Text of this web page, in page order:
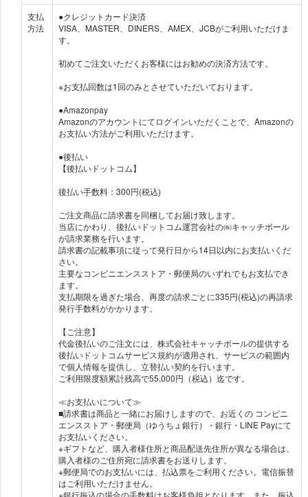
支払
方法
●クレジットカード決済
VISA、MASTER、DINERS、AMEX、JCBがご利用いただけま
す。
初めてご注文いただくお客様にはお勧めの決済方法です。
※お支払回数は1回のみとさせていただいております。
●Amazonpay
Amazonのアカウントにてログインいただくことで、Amazonの
お支払い方法がご利用いただけます。
●後払い
【後払いドットコム】
後払い手数料：300円(税込)
ご注文商品に請求書を同梱してお届け致します。
当店にかわり、後払いドットコム運営会社の㈱キャッチボール
が請求業務を行います。
請求書の記載事項に従って発行日から14日以内にお支払いくだ
さい。
主要なコンビニエンスストア・郵便局のいずれでもお支払でき
ます。
支払期限を過ぎた場合、再度の請求ごとに335円(税込)の再請求
発行手数料がかかります。
【ご注意】
代金後払いのご注文には、株式会社キャッチボールの提供する
後払いドットコムサービス規約が適用され、サービスの範囲内
で個人情報を提供し、立替払い契約を行います。
ご利用限度額累計残高で55,000円（税込）迄です。
≪お支払いについて≫
■請求書は商品と一緒にお届けしますので、お近くの コンビニ
エンスストア・郵便局（ゆうちょ銀行）・銀行・LINE Payにて
お支払いください。
※ギフトなど、購入者様住所と商品配送先住所が異なる場合は、
購入者様のご住所宛に請求書をお送りします。
※郵便局でのお支払いには、払込票をご利用ください。電信振替
はご利用いただけません。